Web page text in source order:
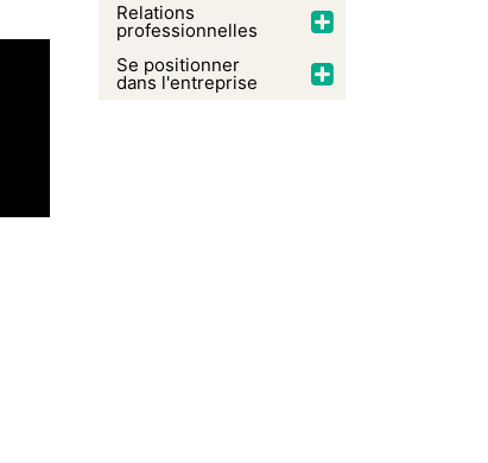
Relations
professionnelles
Se positionner
dans l'entreprise